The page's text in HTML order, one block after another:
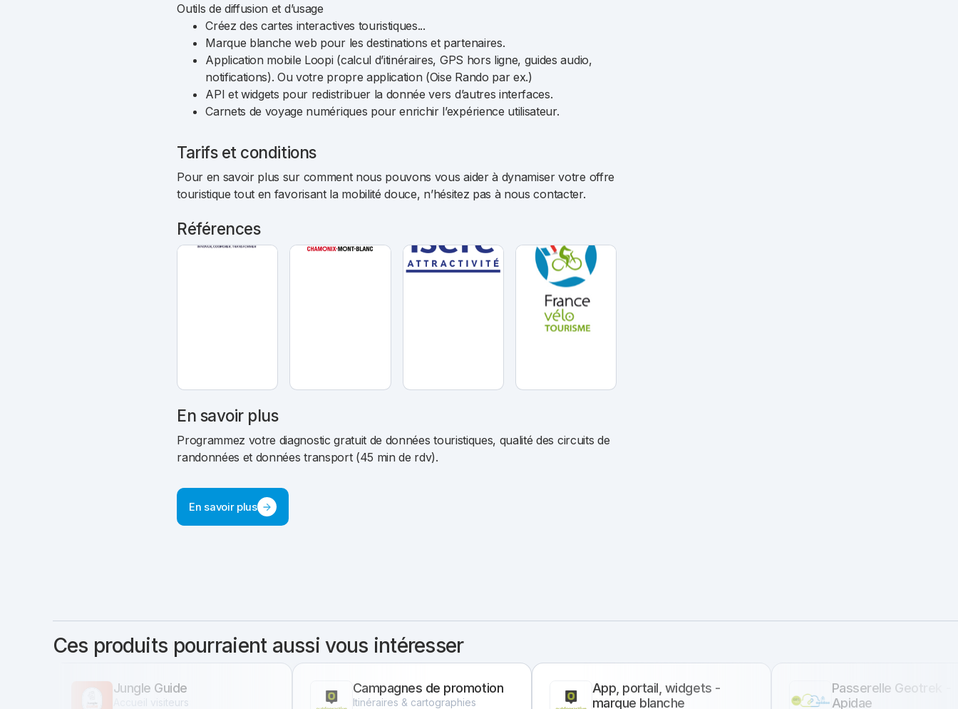
Outils de diffusion et d’usage
Créez des cartes interactives touristiques...
Marque blanche web pour les destinations et partenaires.
Application mobile Loopi (calcul d’itinéraires, GPS hors ligne, guides audio,
notifications). Ou votre propre application (Oise Rando par ex.)
API et widgets pour redistribuer la donnée vers d’autres interfaces.
Carnets de voyage numériques pour enrichir l’expérience utilisateur.
Tarifs et conditions
Pour en savoir plus sur comment nous pouvons vous aider à dynamiser votre offre
touristique tout en favorisant la mobilité douce, n’hésitez pas à nous contacter.
Références
En savoir plus
Programmez votre diagnostic gratuit de données touristiques, qualité des circuits de
randonnées et données transport (45 min de rdv).
En savoir plus
Ces produits pourraient aussi vous intéresser
Jungle Guide
Accueil visiteurs
Campagnes de promotion
Itinéraires & cartographies
App, portail, widgets -
marque blanche
Passerelle Geotrek -
Apidae